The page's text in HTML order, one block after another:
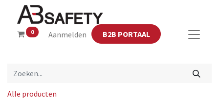
0 Aanmelden B2B PORTAAL
Alle producten